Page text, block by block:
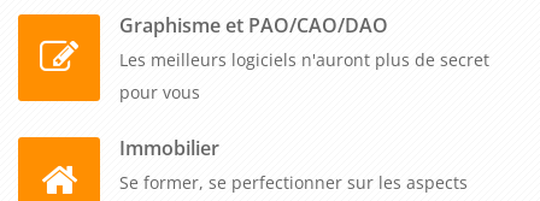
Graphisme et PAO/CAO/DAO
Les meilleurs logiciels n'auront plus de secret
pour vous
Immobilier
Se former, se perfectionner sur les aspects